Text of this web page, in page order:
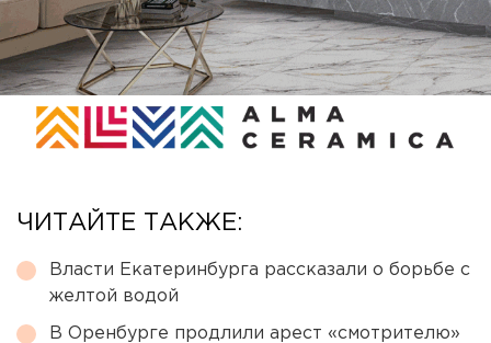
ЧИТАЙТЕ ТАКЖЕ:
Власти Екатеринбурга рассказали о борьбе с
желтой водой
В Оренбурге продлили арест «смотрителю»